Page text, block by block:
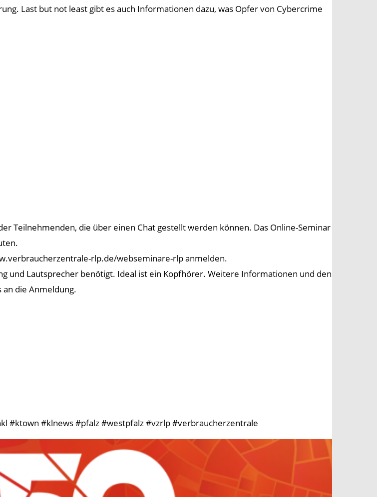
Last but not least gibt es auch Informationen dazu, was Opfer von Cybercrime
Teilnehmenden, die über einen Chat gestellt werden können. Das Online-Seminar
rlp.de/webseminare-rlp anmelden.
und Lautsprecher benötigt. Ideal ist ein Kopfhörer. Weitere Informationen und den
die Anmeldung.
#ktown #klnews #pfalz #westpfalz #vzrlp #verbraucherzentrale